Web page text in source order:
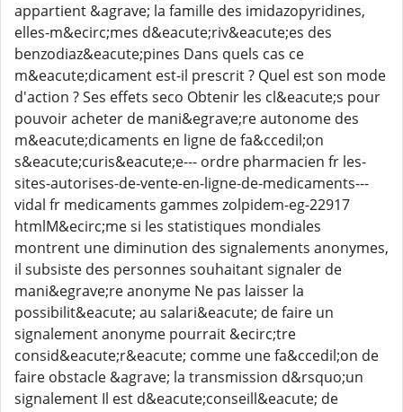
appartient &agrave; la famille des imidazopyridines,
elles-m&ecirc;mes d&eacute;riv&eacute;es des
benzodiaz&eacute;pines Dans quels cas ce
m&eacute;dicament est-il prescrit ? Quel est son mode
d'action ? Ses effets seco Obtenir les cl&eacute;s pour
pouvoir acheter de mani&egrave;re autonome des
m&eacute;dicaments en ligne de fa&ccedil;on
s&eacute;curis&eacute;e--- ordre pharmacien fr les-
sites-autorises-de-vente-en-ligne-de-medicaments---
vidal fr medicaments gammes zolpidem-eg-22917
htmlM&ecirc;me si les statistiques mondiales
montrent une diminution des signalements anonymes,
il subsiste des personnes souhaitant signaler de
mani&egrave;re anonyme Ne pas laisser la
possibilit&eacute; au salari&eacute; de faire un
signalement anonyme pourrait &ecirc;tre
consid&eacute;r&eacute; comme une fa&ccedil;on de
faire obstacle &agrave; la transmission d&rsquo;un
signalement Il est d&eacute;conseill&eacute; de